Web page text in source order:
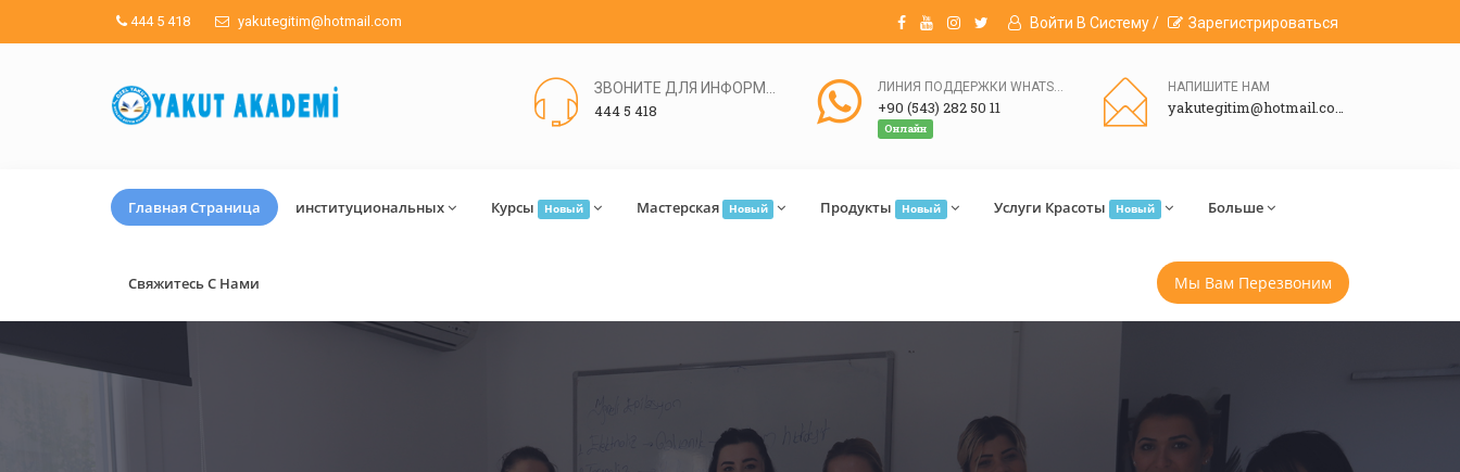
444 5 418 yakutegitim@hotmail.com Войти В Систему / Зарегистрироваться
444 5 418
ЛИНИЯ ПОДДЕРЖКИ WHATSAPP
+90 (543) 282 50 11
Онлайн
НАПИШИТЕ НАМ
yakutegitim@hotmail.com
Главная Страница институциональных Курсы Новый Мастерская Новый Продукты Новый Услуги Красоты Новый Больше
Свяжитесь С Нами Мы Вам Перезвоним